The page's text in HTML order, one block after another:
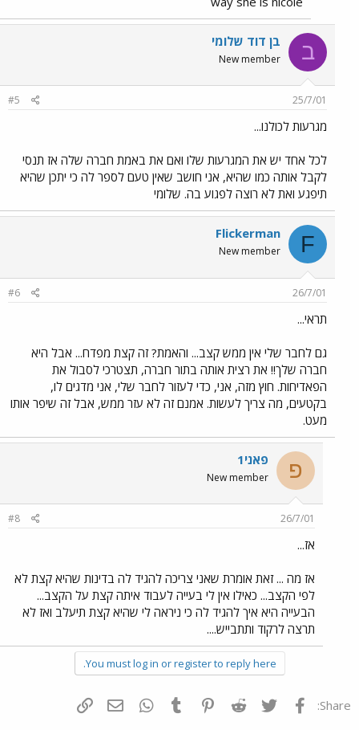
ב בן דוד שלומי
New member
25/7/01
#5
מגרעות לכולנו...
לכל אחד יש את המגרעות שלו ואם את באמת חברה שלה אז תנסי
לקבל אותה כמו שהיא, אני חושב שאין טעם לספר לה כי יתכן שהיא
תיפגע ואת לא רוצה לפגוע בה. שלומי
F
Flickerman
New member
26/7/01
#6
תראי...
גם לחבר שלי אין ממש קצב... והאמת? זה קצת מפדח... אבל היא
חברה שלך!! את רצית אותה בתור חברה, תצטרכי לסבול את
הפאדיחות. חוץ מזה, אני, כדי לעזור לחבר שלי, אני מדגים לו,
בקטעים, מה צריך לעשות. אמנם זה לא עזר ממש, אבל זה שיפר אותו
מעט.
פ פאני1
New member
26/7/01
#8
אז...
אז מה ... זאת אומרת שאני צריכה להגיד לה בדינות שהיא קצת לא
לפי הקצב... כאילו אין לי בעייה לעבוד איתה קצת על הקצב...
הבעייה היא איך להגיד לה כי ניראה לי שהיא קצת תיעלב ואז לא
תרצה לרקוד ותתבייש....
You must log in or register to reply here.
Share: פייסבוק Twitter
Reddit
Pinterest
Tumblr
WhatsAppדואר אלקטרוני